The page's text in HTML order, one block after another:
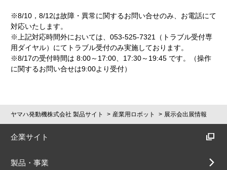
※8/10，8/12は故障・異常に関するお問い合せのみ、お電話にて
対応いたします。
※上記対応時間外においては、053-525-7321（トラブル受付専
用ダイヤル）にてトラブル受付のみ実施しております。
※8/17の受付時間は 8:00～17:00、17:30～19:45 です。（操作
に関するお問い合せは9:00より受付）
ヤマハ発動機株式会社 製品サイト 産業用ロボット 展示会出展情報
企業サイト
製品・事業